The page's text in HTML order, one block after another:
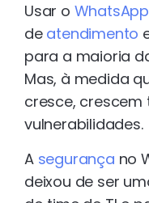
Usar o WhatsApp
de atendimento
para a maioria
Mas, à medida
cresce,
vulnerabilidades.
A segurança no
deixou de ser